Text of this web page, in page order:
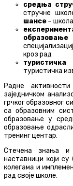
средња
стручне
шансе –
кроз рад
туристичка
Радне
заједничком
грчког образовног
са образовним
образовање у
образовање
тренинг центар.
Стечена знања и
наставници који су
колегама и
рад своје школе.